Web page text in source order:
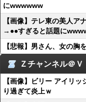
にwwwwww
【画像】テレ東の美人ア
→●●すぎると話題に
【悲報】男さん、女の胸
Ｚチャンネル＠Ｖ
【画像】ビリー アイリ
り過ぎて炎上ｗ